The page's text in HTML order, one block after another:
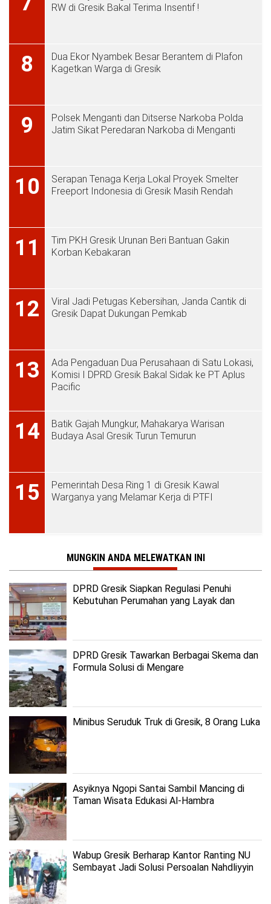
RW di Gresik Bakal Terima Insentif !
8
Dua Ekor Nyambek Besar Berantem di Plafon
Kagetkan Warga di Gresik
9
Polsek Menganti dan Ditserse Narkoba Polda
Jatim Sikat Peredaran Narkoba di Menganti
10
Serapan Tenaga Kerja Lokal Proyek Smelter
Freeport Indonesia di Gresik Masih Rendah
11
Tim PKH Gresik Urunan Beri Bantuan Gakin
Korban Kebakaran
12
Viral Jadi Petugas Kebersihan, Janda Cantik di
Gresik Dapat Dukungan Pemkab
13
Ada Pengaduan Dua Perusahaan di Satu Lokasi,
Komisi I DPRD Gresik Bakal Sidak ke PT Aplus
Pacific
14
Batik Gajah Mungkur, Mahakarya Warisan
Budaya Asal Gresik Turun Temurun
15
Pemerintah Desa Ring 1 di Gresik Kawal
Warganya yang Melamar Kerja di PTFI
MUNGKIN ANDA MELEWATKAN INI
DPRD Gresik Siapkan Regulasi Penuhi
Kebutuhan Perumahan yang Layak dan
DPRD Gresik Tawarkan Berbagai Skema dan
Formula Solusi di Mengare
Minibus Seruduk Truk di Gresik, 8 Orang Luka
Asyiknya Ngopi Santai Sambil Mancing di
Taman Wisata Edukasi Al-Hambra
Wabup Gresik Berharap Kantor Ranting NU
Sembayat Jadi Solusi Persoalan Nahdliyyin